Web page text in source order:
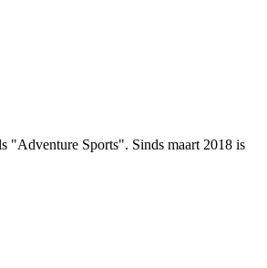
"Adventure Sports". Sinds maart 2018 is